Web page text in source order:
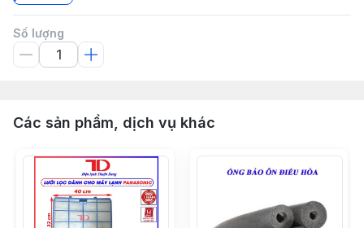
Số lượng
Các sản phẩm, dịch vụ khác